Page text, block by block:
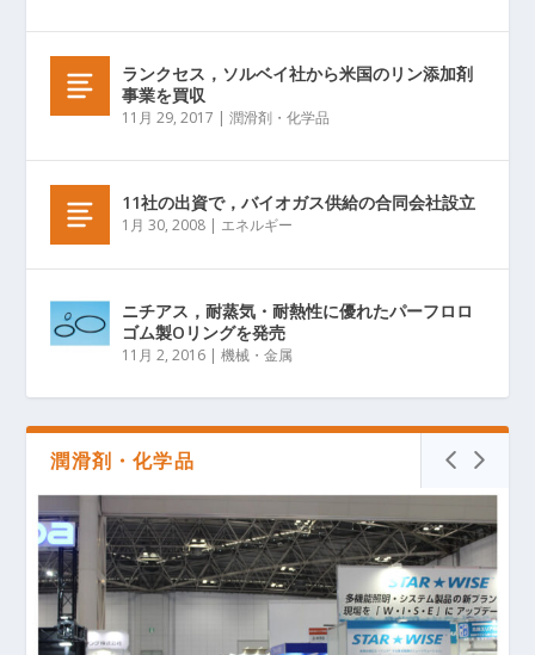
ランクセス，ソルベイ社から米国のリン添加剤
事業を買収
11月 29, 2017 |潤滑剤・化学品
11社の出資で，バイオガス供給の合同会社設立
1月 30, 2008 | エネルギー
ニチアス，耐蒸気・耐熱性に優れたパーフロロ
ゴム製Oリングを発売
11月 2, 2016 |機械・金属
潤滑剤・化学品